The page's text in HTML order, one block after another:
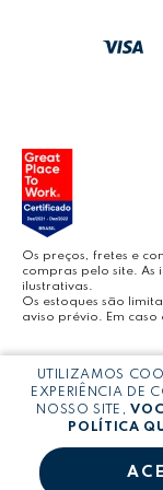
Os preços, fretes e
compras pelo site. As
ilustrativas.
Os estoques são
aviso prévio. Em
Copyright ©
03.064.692/0005-53
UTILIZAMOS
EXPERIÊNCIA DE
NOSSO SITE,
POLÍTICA